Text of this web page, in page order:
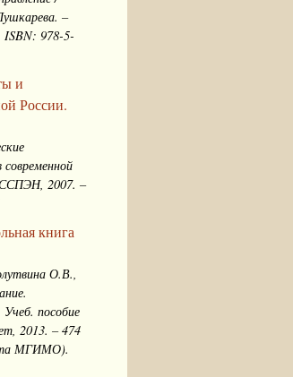
–
978-5-
и
России.
2007. –
книга
О.В.,
Учеб. пособие
2013. – 474
МГИМО).